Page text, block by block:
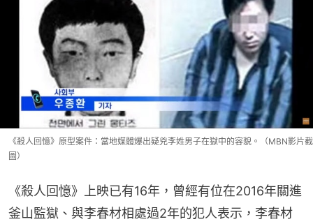
《殺人回憶》原型案件：當地媒體爆出疑兇李姓男子在獄中的容貌。（MBN影片截
圖）
《殺人回憶》上映已有16年，曾經有位在2016年關進
釜山監獄、與李春材相處過2年的犯人表示，李春材